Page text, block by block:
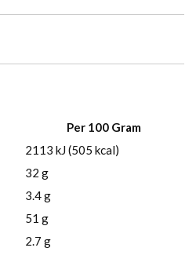
Per 100 Gram
2113 kJ (505 kcal)
32 g
3.4 g
51 g
2.7 g